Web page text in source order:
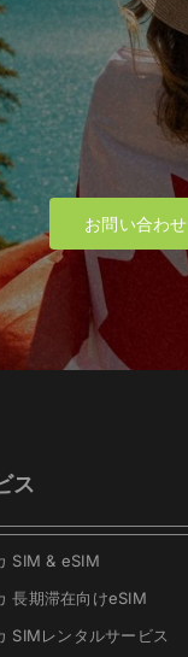
お問い合わせ
ス
SIM & eSIM
長期滞在向けeSIM
SIMレンタルサービス